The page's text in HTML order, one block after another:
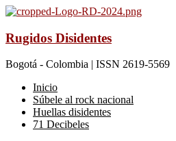
Rugidos Disidentes
Bogotá - Colombia | ISSN 2619-5569
Inicio
Súbele al rock nacional
Huellas disidentes
71 Decibeles